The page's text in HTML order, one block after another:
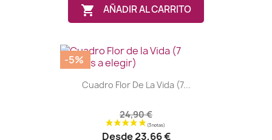
 AÑADIR AL CARRITO
Cuadro Flor De La Vida (7...
24,90 €
Desde23,66 €
-5%